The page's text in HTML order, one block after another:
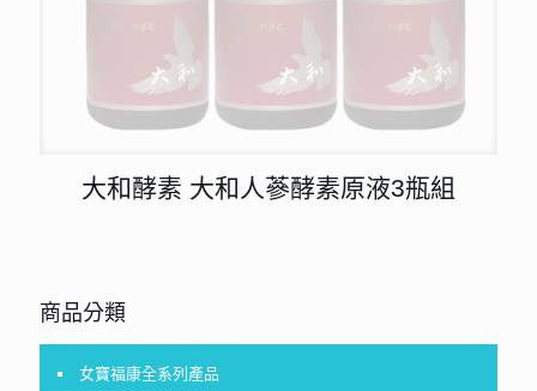
大和酵素 大和人蔘酵素原液3瓶組
商品分類
女寶福康全系列產品